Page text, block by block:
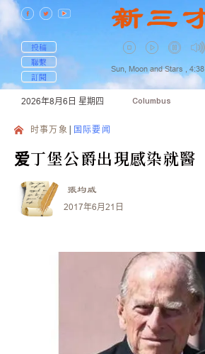
投稿
聯繫
訂閱
Sun, Moon and Stars , 4:38
2026年8月6日 星期四 Columbus
时事万象 国际要闻
爱丁堡公爵出現感染就醫
張均威
2017年6月21日